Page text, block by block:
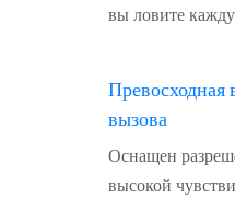
вы ловите
Превосходная
вызова
Оснащен
высокой